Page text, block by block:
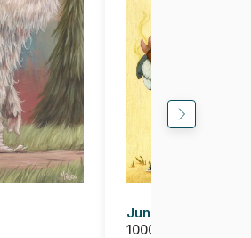
Junk Food
1000 pièces